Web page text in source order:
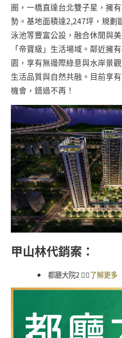
圈，一橋直達台北雙子星，擁
勢。基地面積達2,247坪，規劃
泳池等豐富公設，融合休閒與
「帝寶級」生活場域。鄰近擁有
園，享有無邊際綠意與水岸景
生活品質與自然共融。目前享
機會，錯過不再！
甲山林代銷案：
都廳大院2 👉🏻了解更多